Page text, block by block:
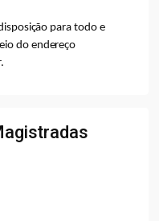
para todo e
do endereço